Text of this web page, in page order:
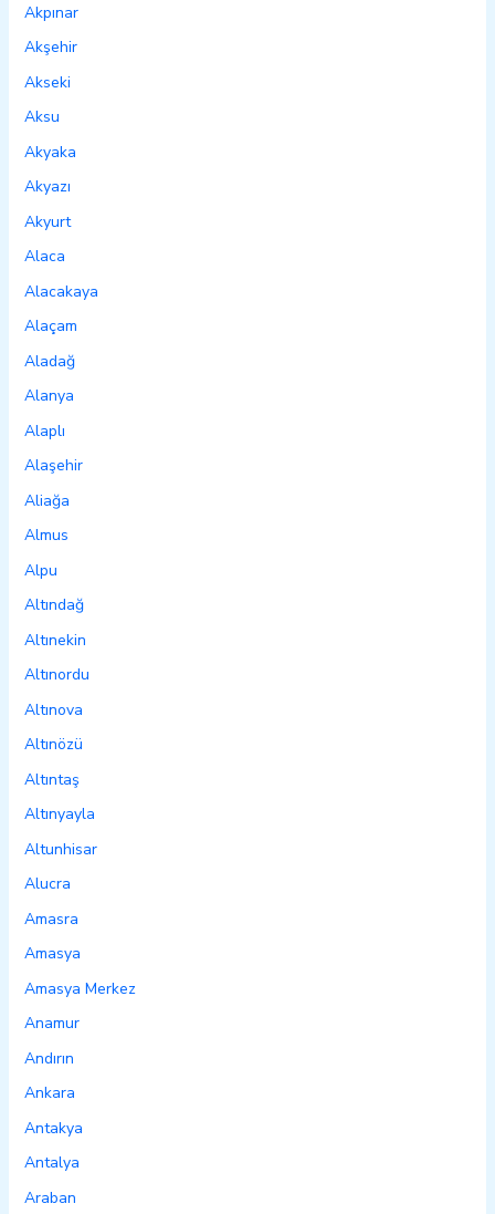
Akpınar
Akşehir
Akseki
Aksu
Akyaka
Akyazı
Akyurt
Alaca
Alacakaya
Alaçam
Aladağ
Alanya
Alaplı
Alaşehir
Aliağa
Almus
Alpu
Altındağ
Altınekin
Altınordu
Altınova
Altınözü
Altıntaş
Altınyayla
Altunhisar
Alucra
Amasra
Amasya
Amasya Merkez
Anamur
Andırın
Ankara
Antakya
Antalya
Araban